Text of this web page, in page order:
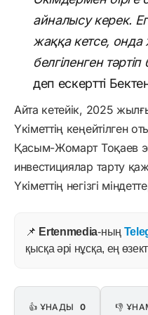
айналысу керек.
жаққа кетсе, онда
белгіленген
деп ескертті
Айта кетейік, 2025
Үкіметтің кеңейтілген
Қасым-Жомарт Тоқаев
инвестициялар тарту
Үкіметтің негізгі
📌 Ertenmedia-ның
қысқа әрі нұсқа, ең
👍 ҰНАДЫ 0 👎